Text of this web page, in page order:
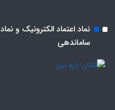
نماد اعتماد الکترونیک و نماد
ساماندهی